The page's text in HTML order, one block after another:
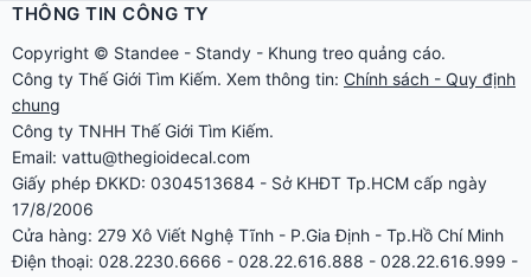
THÔNG TIN CÔNG TY
Copyright © Standee - Standy - Khung treo quảng cáo.
Công ty Thế Giới Tìm Kiếm. Xem thông tin: Chính sách - Quy định
chung
Công ty TNHH Thế Giới Tìm Kiếm.
Email: vattu@thegioidecal.com
Giấy phép ĐKKD: 0304513684 - Sở KHĐT Tp.HCM cấp ngày
17/8/2006
Cửa hàng: 279 Xô Viết Nghệ Tĩnh - P.Gia Định - Tp.Hồ Chí Minh
Điện thoại: 028.2230.6666 - 028.22.616.888 - 028.22.616.999 -